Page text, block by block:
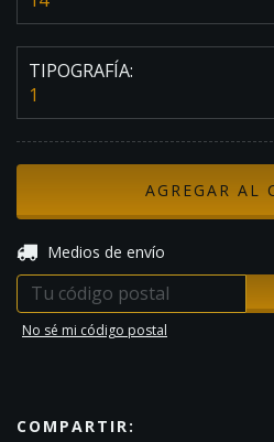
TIPOGRAFÍA:
1
Entregas para el CP:
Medios de envío
No sé mi código postal
COMPARTIR: